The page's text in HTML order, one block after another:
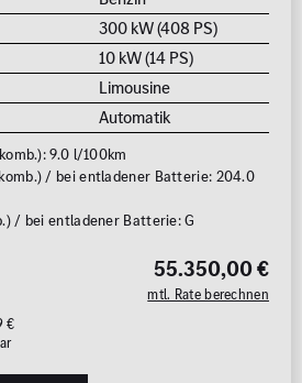
300 kW (408 PS)
10 kW (14 PS)
Limousine
Automatik
9.0 l/100km
/ bei entladener Batterie: 204.0
/ bei entladener Batterie: G
55.350,00 €
mtl. Rate berechnen
€